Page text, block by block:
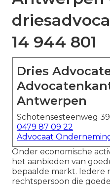
14 944 801
Dries
Antwerpen
Schotensesteenweg
0479 87 09 22
Advocaat
Onder economische
het aanbieden van
bepaalde markt. Iedere
rechtspersoon die